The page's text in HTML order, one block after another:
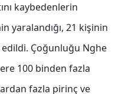
kaybedenlerin
yaralandığı, 21 kişinin
Çoğunluğu Nghe
100 binden fazla
fazla pirinç ve